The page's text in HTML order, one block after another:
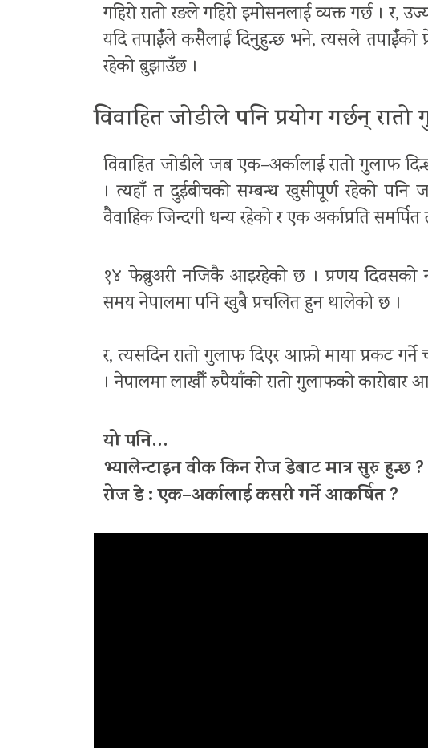
गहिरो रातो रङले गहिरो इमोसनलाई व्यक्त गर्छ । र,
यदि तपाईँले कसैलाई दिनुहुन्छ भने, त्यसले तपाईँको
रहेको बुझाउँछ ।
विवाहित जोडीले पनि प्रयोग गर्छन्
विवाहित जोडीले जब एक–अर्कालाई रातो गुलाफ
। त्यहाँ त दुईबीचको सम्बन्ध खुसीपूर्ण रहेको पनि
वैवाहिक जिन्दगी धन्य रहेको र एक अर्काप्रति
१४ फेब्रुअरी नजिकै आइरहेको छ । प्रणय दिवसको
समय नेपालमा पनि खुबै प्रचलित हुन थालेको छ ।
र, त्यसदिन रातो गुलाफ दिएर आफ्नो माया प्रकट
। नेपालमा लाखौँ रुपैयाँको रातो गुलाफको
यो पनि…
भ्यालेन्टाइन वीक किन रोज डेबाट मात्र सुरु हुन्छ ?
रोज डे : एक–अर्कालाई कसरी गर्ने आकर्षित ?